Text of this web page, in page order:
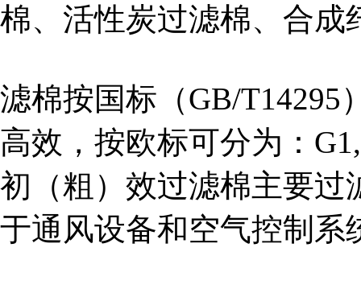
棉、活性炭过滤棉、合成
滤棉按国标（GB/T14295
高效，按欧标可分为：
初（粗）效过滤棉主要过
于通风设备和空气控制系